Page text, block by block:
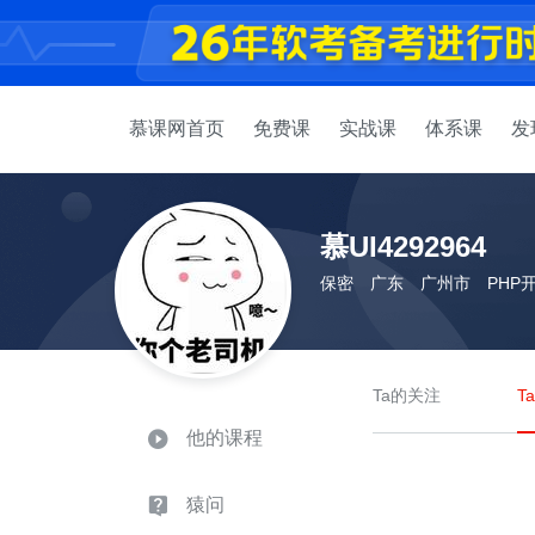
慕课网首页 免费课 实战课 体系课 发
慕UI4292964
保密 广东 广州市 PHP
他的课程
猿问
Ta的关注